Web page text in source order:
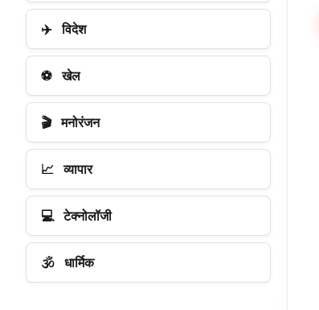
✈️ विदेश
⚽ खेल
🎬 मनोरंजन
📈 व्यापार
💻 टेक्नोलॉजी
🕉️ धार्मिक